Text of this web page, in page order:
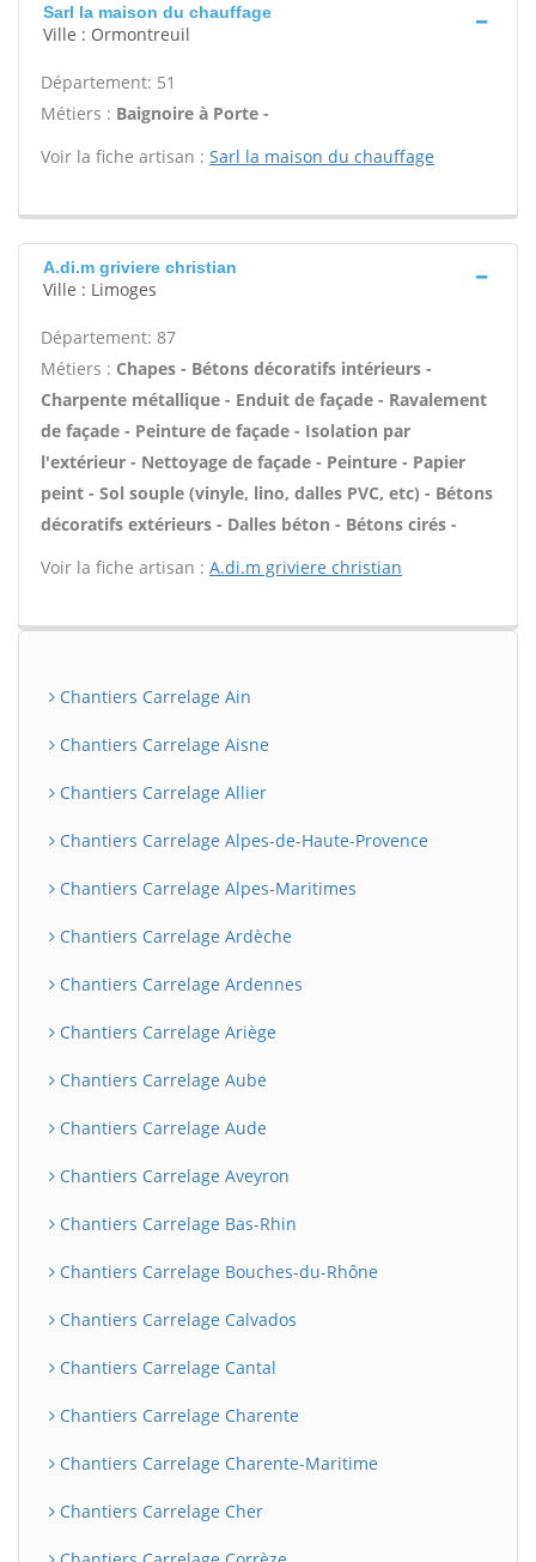
Sarl la maison du chauffage
Ville : Ormontreuil
Département: 51
Métiers : Baignoire à Porte -
Voir la fiche artisan : Sarl la maison du chauffage
A.di.m griviere christian
Ville : Limoges
Département: 87
Métiers : Chapes - Bétons décoratifs intérieurs -
Charpente métallique - Enduit de façade - Ravalement
de façade - Peinture de façade - Isolation par
l'extérieur - Nettoyage de façade - Peinture - Papier
peint - Sol souple (vinyle, lino, dalles PVC, etc) - Bétons
décoratifs extérieurs - Dalles béton - Bétons cirés -
Voir la fiche artisan : A.di.m griviere christian
Chantiers Carrelage Ain
Chantiers Carrelage Aisne
Chantiers Carrelage Allier
Chantiers Carrelage Alpes-de-Haute-Provence
Chantiers Carrelage Alpes-Maritimes
Chantiers Carrelage Ardèche
Chantiers Carrelage Ardennes
Chantiers Carrelage Ariège
Chantiers Carrelage Aube
Chantiers Carrelage Aude
Chantiers Carrelage Aveyron
Chantiers Carrelage Bas-Rhin
Chantiers Carrelage Bouches-du-Rhône
Chantiers Carrelage Calvados
Chantiers Carrelage Cantal
Chantiers Carrelage Charente
Chantiers Carrelage Charente-Maritime
Chantiers Carrelage Cher